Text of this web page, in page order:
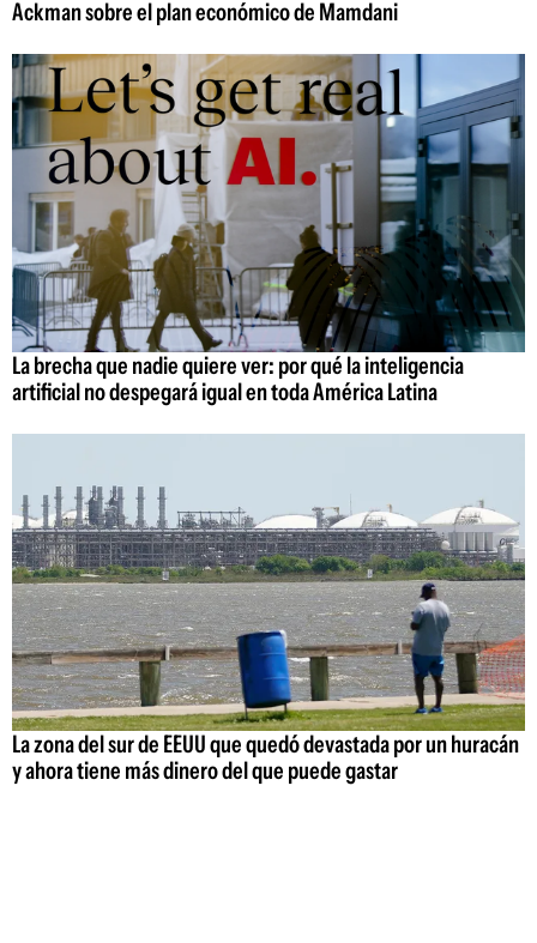
Ackman sobre el plan económico de Mamdani
La brecha que nadie quiere ver: por qué la inteligencia
artificial no despegará igual en toda América Latina
La zona del sur de EEUU que quedó devastada por un huracán
y ahora tiene más dinero del que puede gastar